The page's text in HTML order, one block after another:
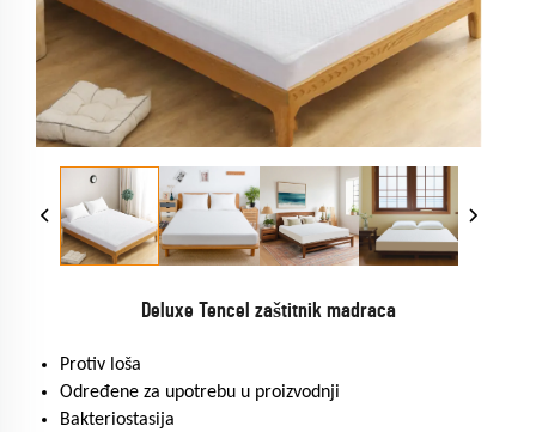
Deluxe Tencel zaštitnik madraca
Protiv loša
Određene za upotrebu u proizvodnji
Bakteriostasija